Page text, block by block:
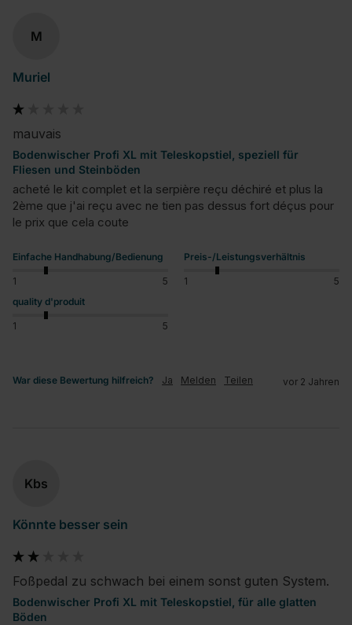
M
Muriel
mauvais
Bodenwischer Profi XL mit Teleskopstiel, speziell für
Fliesen und Steinböden
acheté le kit complet et la serpière reçu déchiré et plus la
2ème que j'ai reçu avec ne tien pas dessus fort déçus pour
le prix que cela coute
Einfache Handhabung/Bedienung
1 5
Preis-/Leistungsverhältnis
1
5
quality d'produit
1 5
War diese Bewertung hilfreich? Ja Melden Teilen vor 2 Jahren
Kbs
Könnte besser sein
Foßpedal zu schwach bei einem sonst guten System.
Bodenwischer Profi XL mit Teleskopstiel, für alle glatten
Böden